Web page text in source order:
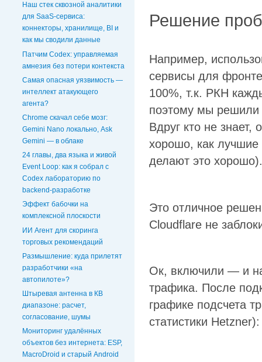
Наш стек сквозной аналитики
для SaaS-сервиса:
коннекторы, хранилище, BI и
как мы сводили данные
Патчим Codex: управляемая
амнезия без потери контекста
Самая опасная уязвимость —
интеллект атакующего
агента?
Chrome скачал себе мозг:
Gemini Nano локально, Ask
Gemini — в облаке
24 главы, два языка и живой
Event Loop: как я собрал с
Codex лабораторию по
backend-разработке
Эффект бабочки на
комплексной плоскости
ИИ Агент для скоринга
торговых рекомендаций
Размышление: куда прилетят
разработчики «на
автопилоте»?
Штыревая антенна в КВ
диапазоне: расчет,
согласование, шумы
Мониторинг удалённых
объектов без интернета: ESP,
MacroDroid и старый Android
Решение
Например,
сервисы для
100%, т.к. РКН
поэтому мы решили
Вдруг кто не знает,
хорошо, как лучшие
делают это хорошо).
Это отличное
Cloudflare не
Ок, включили — и
трафика. После
графике подсчета
статистики Hetzner):